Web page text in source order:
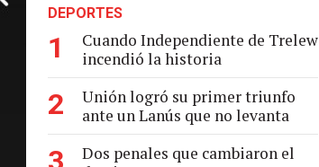
DEPORTES
1
Cuando Independiente de Trelew
incendió la historia
2
Unión logró su primer triunfo
ante un Lanús que no levanta
Dos penales que cambiaron el